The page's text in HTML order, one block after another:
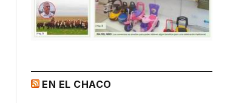
EN EL CHACO